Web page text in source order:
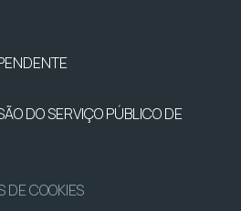
DO SERVIÇO PÚBLICO DE
DE COOKIES